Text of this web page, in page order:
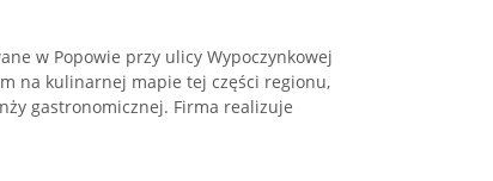
w Popowie przy ulicy Wypoczynkowej
na kulinarnej mapie tej części regionu,
gastronomicznej. Firma realizuje